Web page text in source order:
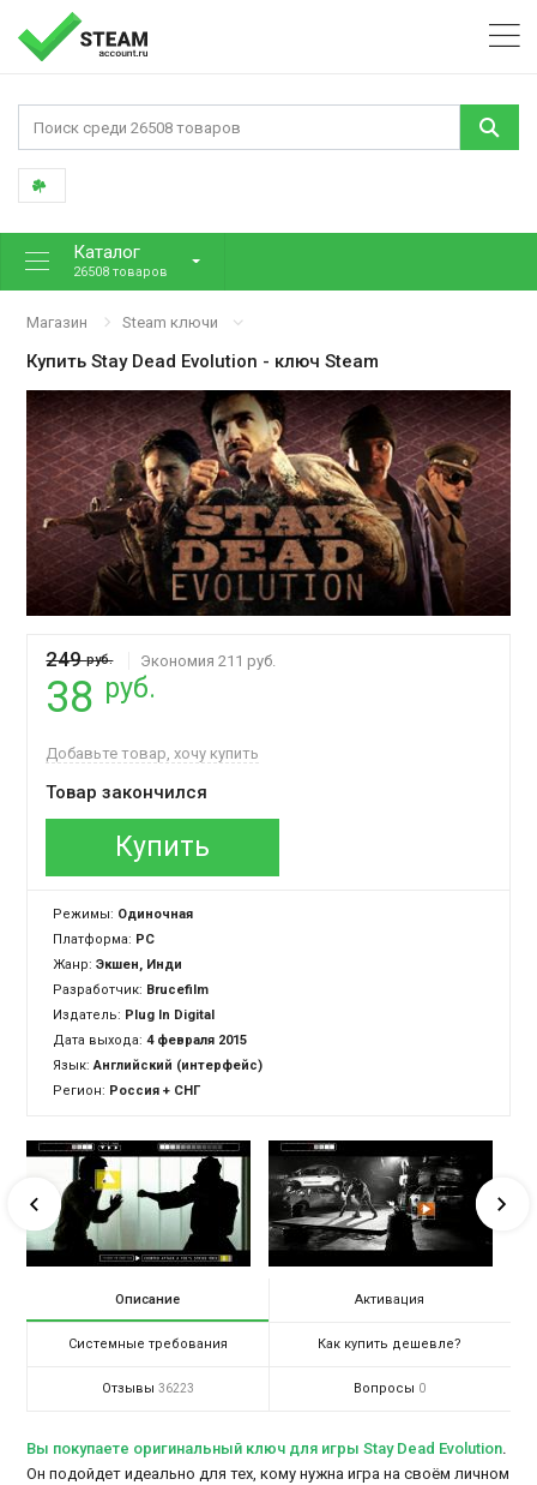
Каталог
26508 товаров
Магазин Steam ключи
КупитьStay Dead Evolution - ключ Steam
249руб. Экономия 211 руб.
38 руб.
Добавьте товар, хочу купить
Товар закончился
Купить
Режимы: Одиночная
Платформа: PC
Жанр:Экшен, Инди
Разработчик: Brucefilm
Издатель: Plug In Digital
Дата выхода: 4 февраля 2015
Язык:Английский (интерфейс)
Регион: Россия + СНГ
Описание Активация
Системные требования Как купить дешевле?
Отзывы 36223 Вопросы 0
Вы покупаете оригинальный ключ для игры Stay Dead Evolution.
Он подойдет идеально для тех, кому нужна игра на своём личном